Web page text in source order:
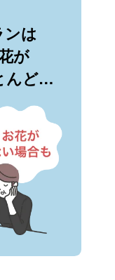
ンは
が
んど…